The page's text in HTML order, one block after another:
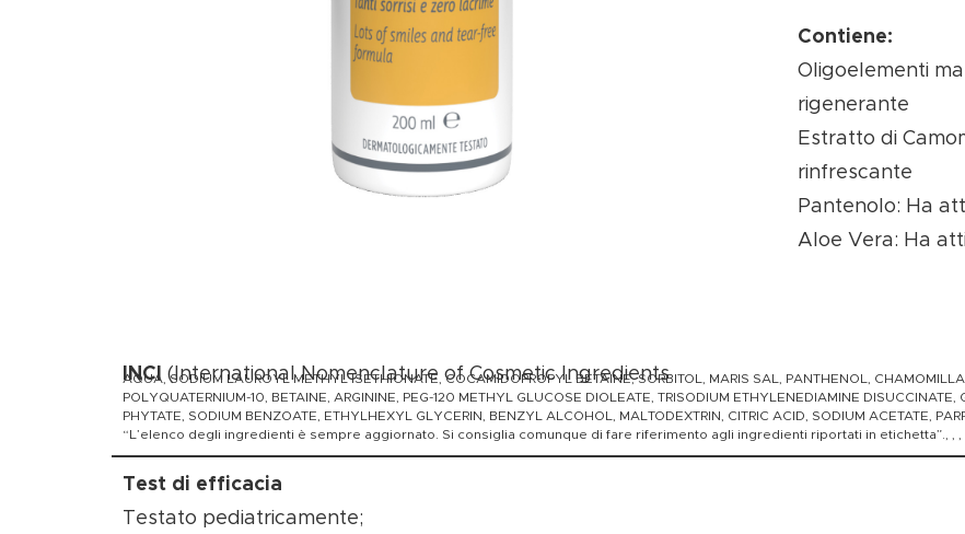
Contiene:
Oligoelementi
rigenerante
Estratto di
rinfrescante
Pantenolo: Ha
Aloe Vera: Ha
INCI (International Nomenclature of Cosmetic Ingredients
AQUA, SODIUM LAUROYL METHYL ISETHIONATE, COCAMIDOPROPYL BETAINE, SORBITOL, MARIS SAL, PANTHENOL,
POLYQUATERNIUM-10, BETAINE, ARGININE, PEG-120 METHYL GLUCOSE DIOLEATE, TRISODIUM ETHYLENEDIAMINE DISUCCINATE,
PHYTATE, SODIUM BENZOATE, ETHYLHEXYL GLYCERIN, BENZYL ALCOHOL, MALTODEXTRIN, CITRIC ACID, SODIUM ACETATE,
“L’elenco degli ingredienti è sempre aggiornato. Si consiglia comunque di fare riferimento agli ingredienti riportati in etichetta”., , ,
Test di efficacia
Testato pediatricamente;